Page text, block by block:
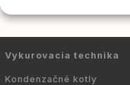
Vykurovacia technika
Kondenzačné kotly